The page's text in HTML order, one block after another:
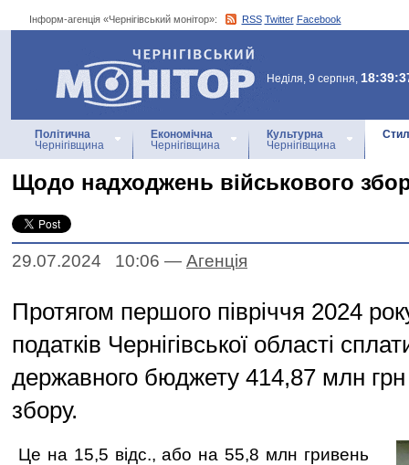
Інформ-агенція «Чернігівський монітор»: RSS Twitter Facebook
Інформ-агенція
«Чернігівський монітор»
Неділя, 9 серпня,
Політична
Чернігівщина
Економічна
Чернігівщина
Культурна
Чернігівщина
Щодо надходжень військового
29.07.2024 10:06 — Агенцiя
Протягом першого півріччя 2024
податків Чернігівської області
державного бюджету 414,87 млн грн
збору.
Це на 15,5 відс., або на 55,8 млн гривень